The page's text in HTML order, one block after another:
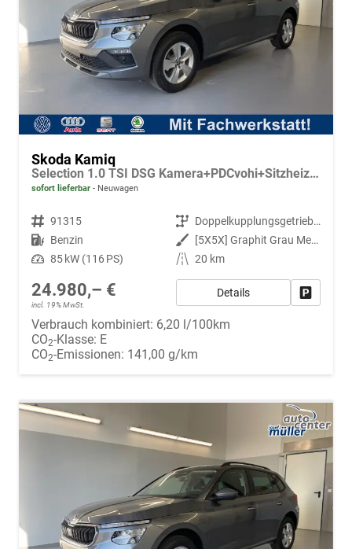
Skoda Kamiq
Selection 1.0 TSI DSG Kamera+PDCvohi+Sitzheizung+AppConnect+Sunset+Alu16
sofort lieferbar Neuwagen
Fahrzeugnr. 91315 Getriebe
Doppelkupplungsgetriebe (DSG)
Kraftstoff Benzin Außenfarbe
[5X5X] Graphit Grau Metallic
Leistung 85 kW (116 PS) Kilometerstand 20 km
24.980,– €
incl. 19% MwSt.
Details
Verbrauch kombiniert: 6,20 l/100km
CO2-Klasse: E
CO2-Emissionen: 141,00 g/km